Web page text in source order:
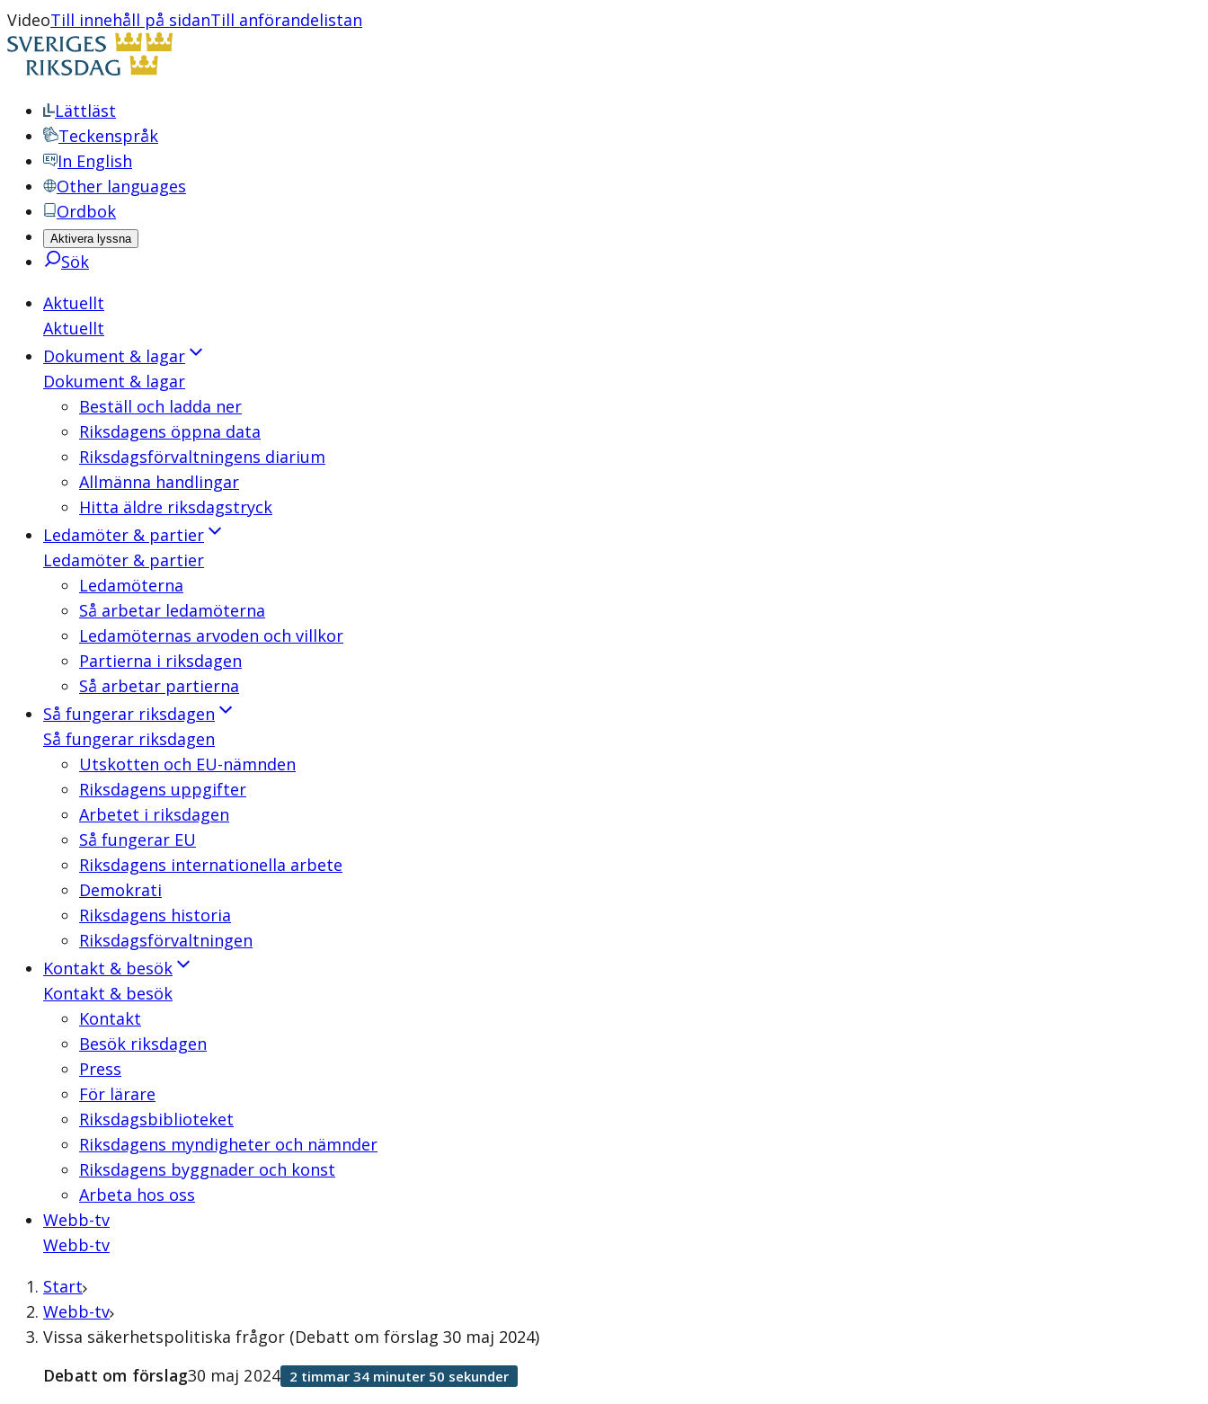
VideoTill innehåll på sidanTill anförandelistan
Lättläst
Teckenspråk
In English
Other languages
Ordbok
Aktivera lyssna
Sök
Aktuellt
Aktuellt
Dokument & lagar
Dokument & lagar
Beställ och ladda ner
Riksdagens öppna data
Riksdagsförvaltningens diarium
Allmänna handlingar
Hitta äldre riksdagstryck
Ledamöter & partier
Ledamöter & partier
Ledamöterna
Så arbetar ledamöterna
Ledamöternas arvoden och villkor
Partierna i riksdagen
Så arbetar partierna
Så fungerar riksdagen
Så fungerar riksdagen
Utskotten och EU-nämnden
Riksdagens uppgifter
Arbetet i riksdagen
Så fungerar EU
Riksdagens internationella arbete
Demokrati
Riksdagens historia
Riksdagsförvaltningen
Kontakt & besök
Kontakt & besök
Kontakt
Besök riksdagen
Press
För lärare
Riksdagsbiblioteket
Riksdagens myndigheter och nämnder
Riksdagens byggnader och konst
Arbeta hos oss
Webb-tv
Webb-tv
Start
Webb-tv
Vissa säkerhetspolitiska frågor (Debatt om förslag 30 maj 2024)
Debatt om förslag30 maj 2024 2 timmar 34 minuter 50 sekunder